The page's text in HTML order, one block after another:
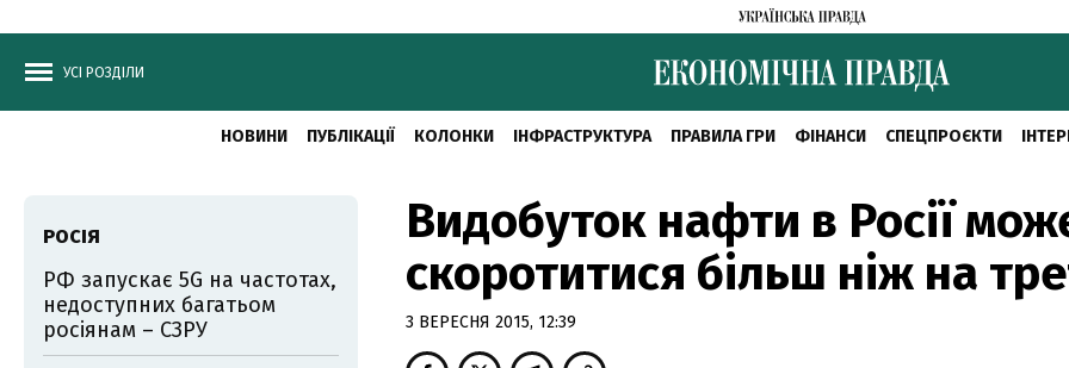
УСІ РОЗДІЛИ
НОВИНИ ПУБЛІКАЦІЇ КОЛОНКИ ІНФРАСТРУКТУРА ПРАВИЛА ГРИ ФІНАНСИ СПЕЦПРОЄКТИ
Видобуток нафти в Росії
скоротитися більш ніж на
3 ВЕРЕСНЯ 2015, 12:39
РОСІЯ
РФ запускає 5G на частотах,
недоступних багатьом
росіянам – СЗРУ